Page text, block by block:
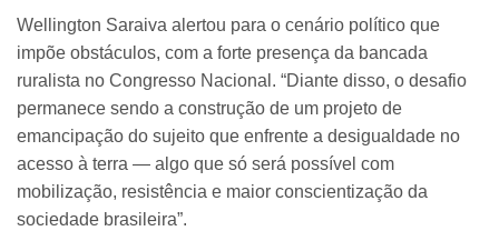
Wellington Saraiva alertou para o cenário político que
impõe obstáculos, com a forte presença da bancada
ruralista no Congresso Nacional. “Diante disso, o desafio
permanece sendo a construção de um projeto de
emancipação do sujeito que enfrente a desigualdade no
acesso à terra — algo que só será possível com
mobilização, resistência e maior conscientização da
sociedade brasileira”.